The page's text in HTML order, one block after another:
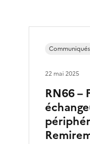
RN66 –
22 mai 2025